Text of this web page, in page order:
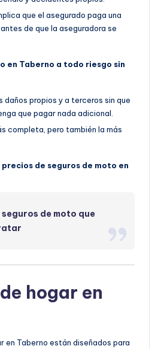
que el asegurado paga una
de que la aseguradora se
en Taberno a todo riesgo sin
daños propios y a terceros sin que
que pagar nada adicional.
completa, pero también la más
de seguros de moto en
de moto que
hogar en
en Taberno están diseñados para